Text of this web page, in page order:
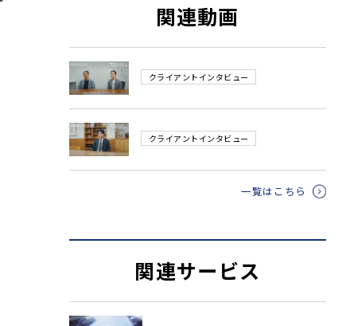
関連動画
クライアントインタビュー
クライアントインタビュー
一覧はこちら
関連サービス